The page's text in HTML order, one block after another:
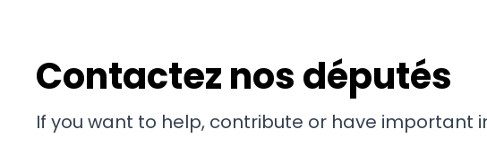
Contactez nos députés
If you want to help, contribute or have important